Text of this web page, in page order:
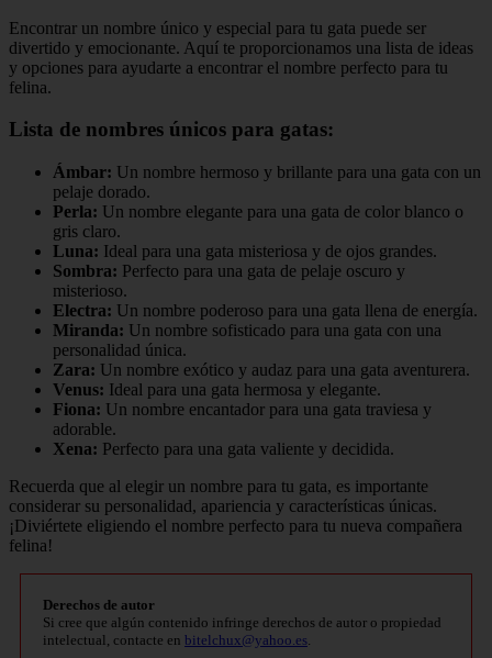
Encontrar un nombre único y especial para tu gata puede ser
divertido y emocionante. Aquí te proporcionamos una lista de ideas
y opciones para ayudarte a encontrar el nombre perfecto para tu
felina.
Lista de nombres únicos para gatas:
Ámbar: Un nombre hermoso y brillante para una gata con un
pelaje dorado.
Perla: Un nombre elegante para una gata de color blanco o
gris claro.
Luna: Ideal para una gata misteriosa y de ojos grandes.
Sombra: Perfecto para una gata de pelaje oscuro y
misterioso.
Electra: Un nombre poderoso para una gata llena de energía.
Miranda: Un nombre sofisticado para una gata con una
personalidad única.
Zara: Un nombre exótico y audaz para una gata aventurera.
Venus: Ideal para una gata hermosa y elegante.
Fiona: Un nombre encantador para una gata traviesa y
adorable.
Xena: Perfecto para una gata valiente y decidida.
Recuerda que al elegir un nombre para tu gata, es importante
considerar su personalidad, apariencia y características únicas.
¡Diviértete eligiendo el nombre perfecto para tu nueva compañera
felina!
Derechos de autor
Si cree que algún contenido infringe derechos de autor o propiedad
intelectual, contacte en bitelchux@yahoo.es.